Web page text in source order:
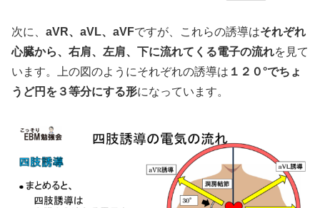
次に、 aVR、aVL、aVFですが、これらの誘導はそれぞれ
心臓から、右肩、左肩、下に流れてくる電子の流れを見て
います。上の図のようにそれぞれの誘導は １２０°でちょ
うど円を３等分にする形になっています。